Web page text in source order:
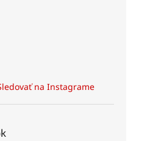
na Instagrame